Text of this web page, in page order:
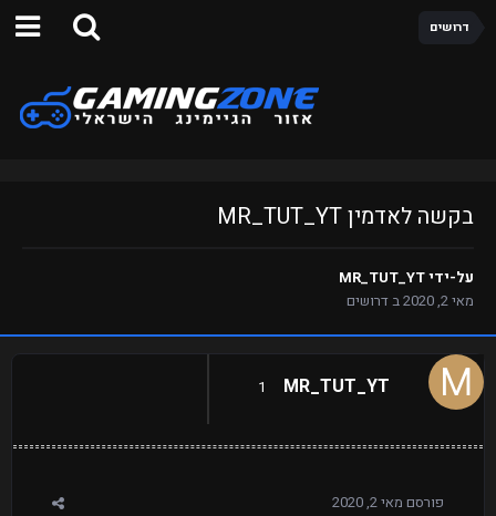
דרושים
בקשה לאדמין MR_TUT_YT
על-ידיMR_TUT_YT
מאי 2, 2020
בדרושים
MR_TUT_YT
1
פורסם מאי 2, 2020